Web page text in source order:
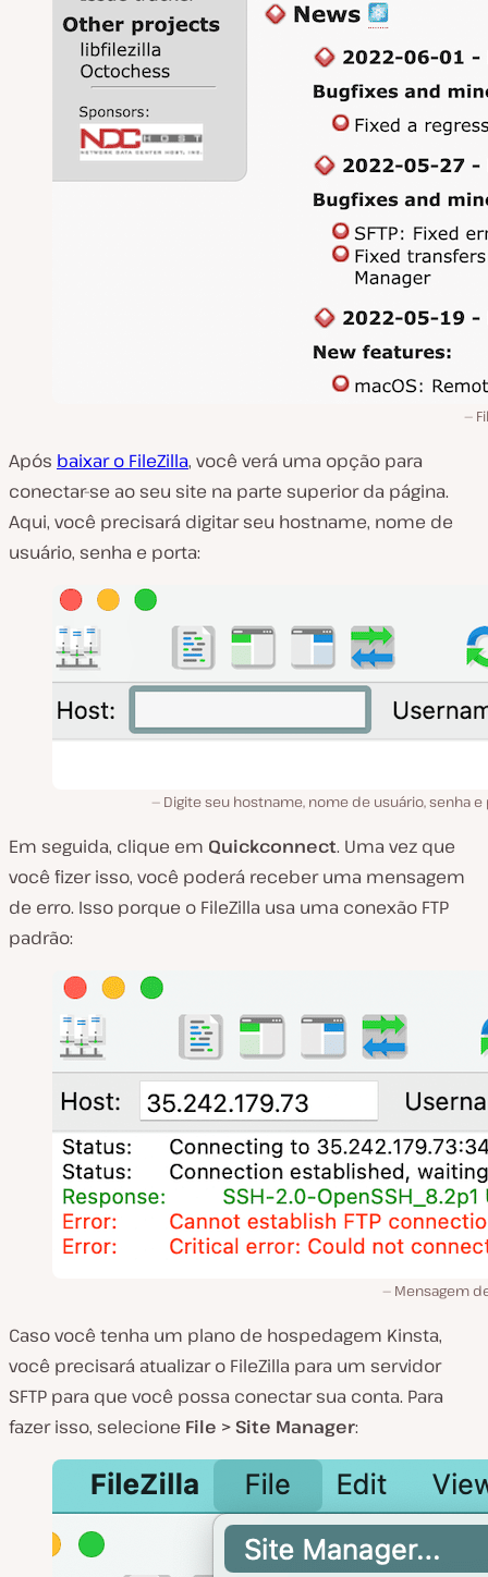
Após baixar o FileZilla, você verá uma opção para
conectar-se ao seu site na parte superior da página.
Aqui, você precisará digitar seu hostname, nome de
usuário, senha e porta:
Digite seu hostname, nome de usuário, senha
Em seguida, clique em Quickconnect. Uma vez que
você fizer isso, você poderá receber uma mensagem
de erro. Isso porque o FileZilla usa uma conexão FTP
padrão:
Mensagem
Caso você tenha um plano de hospedagem Kinsta,
você precisará atualizar o FileZilla para um servidor
SFTP para que você possa conectar sua conta. Para
fazer isso, selecione File > Site Manager: